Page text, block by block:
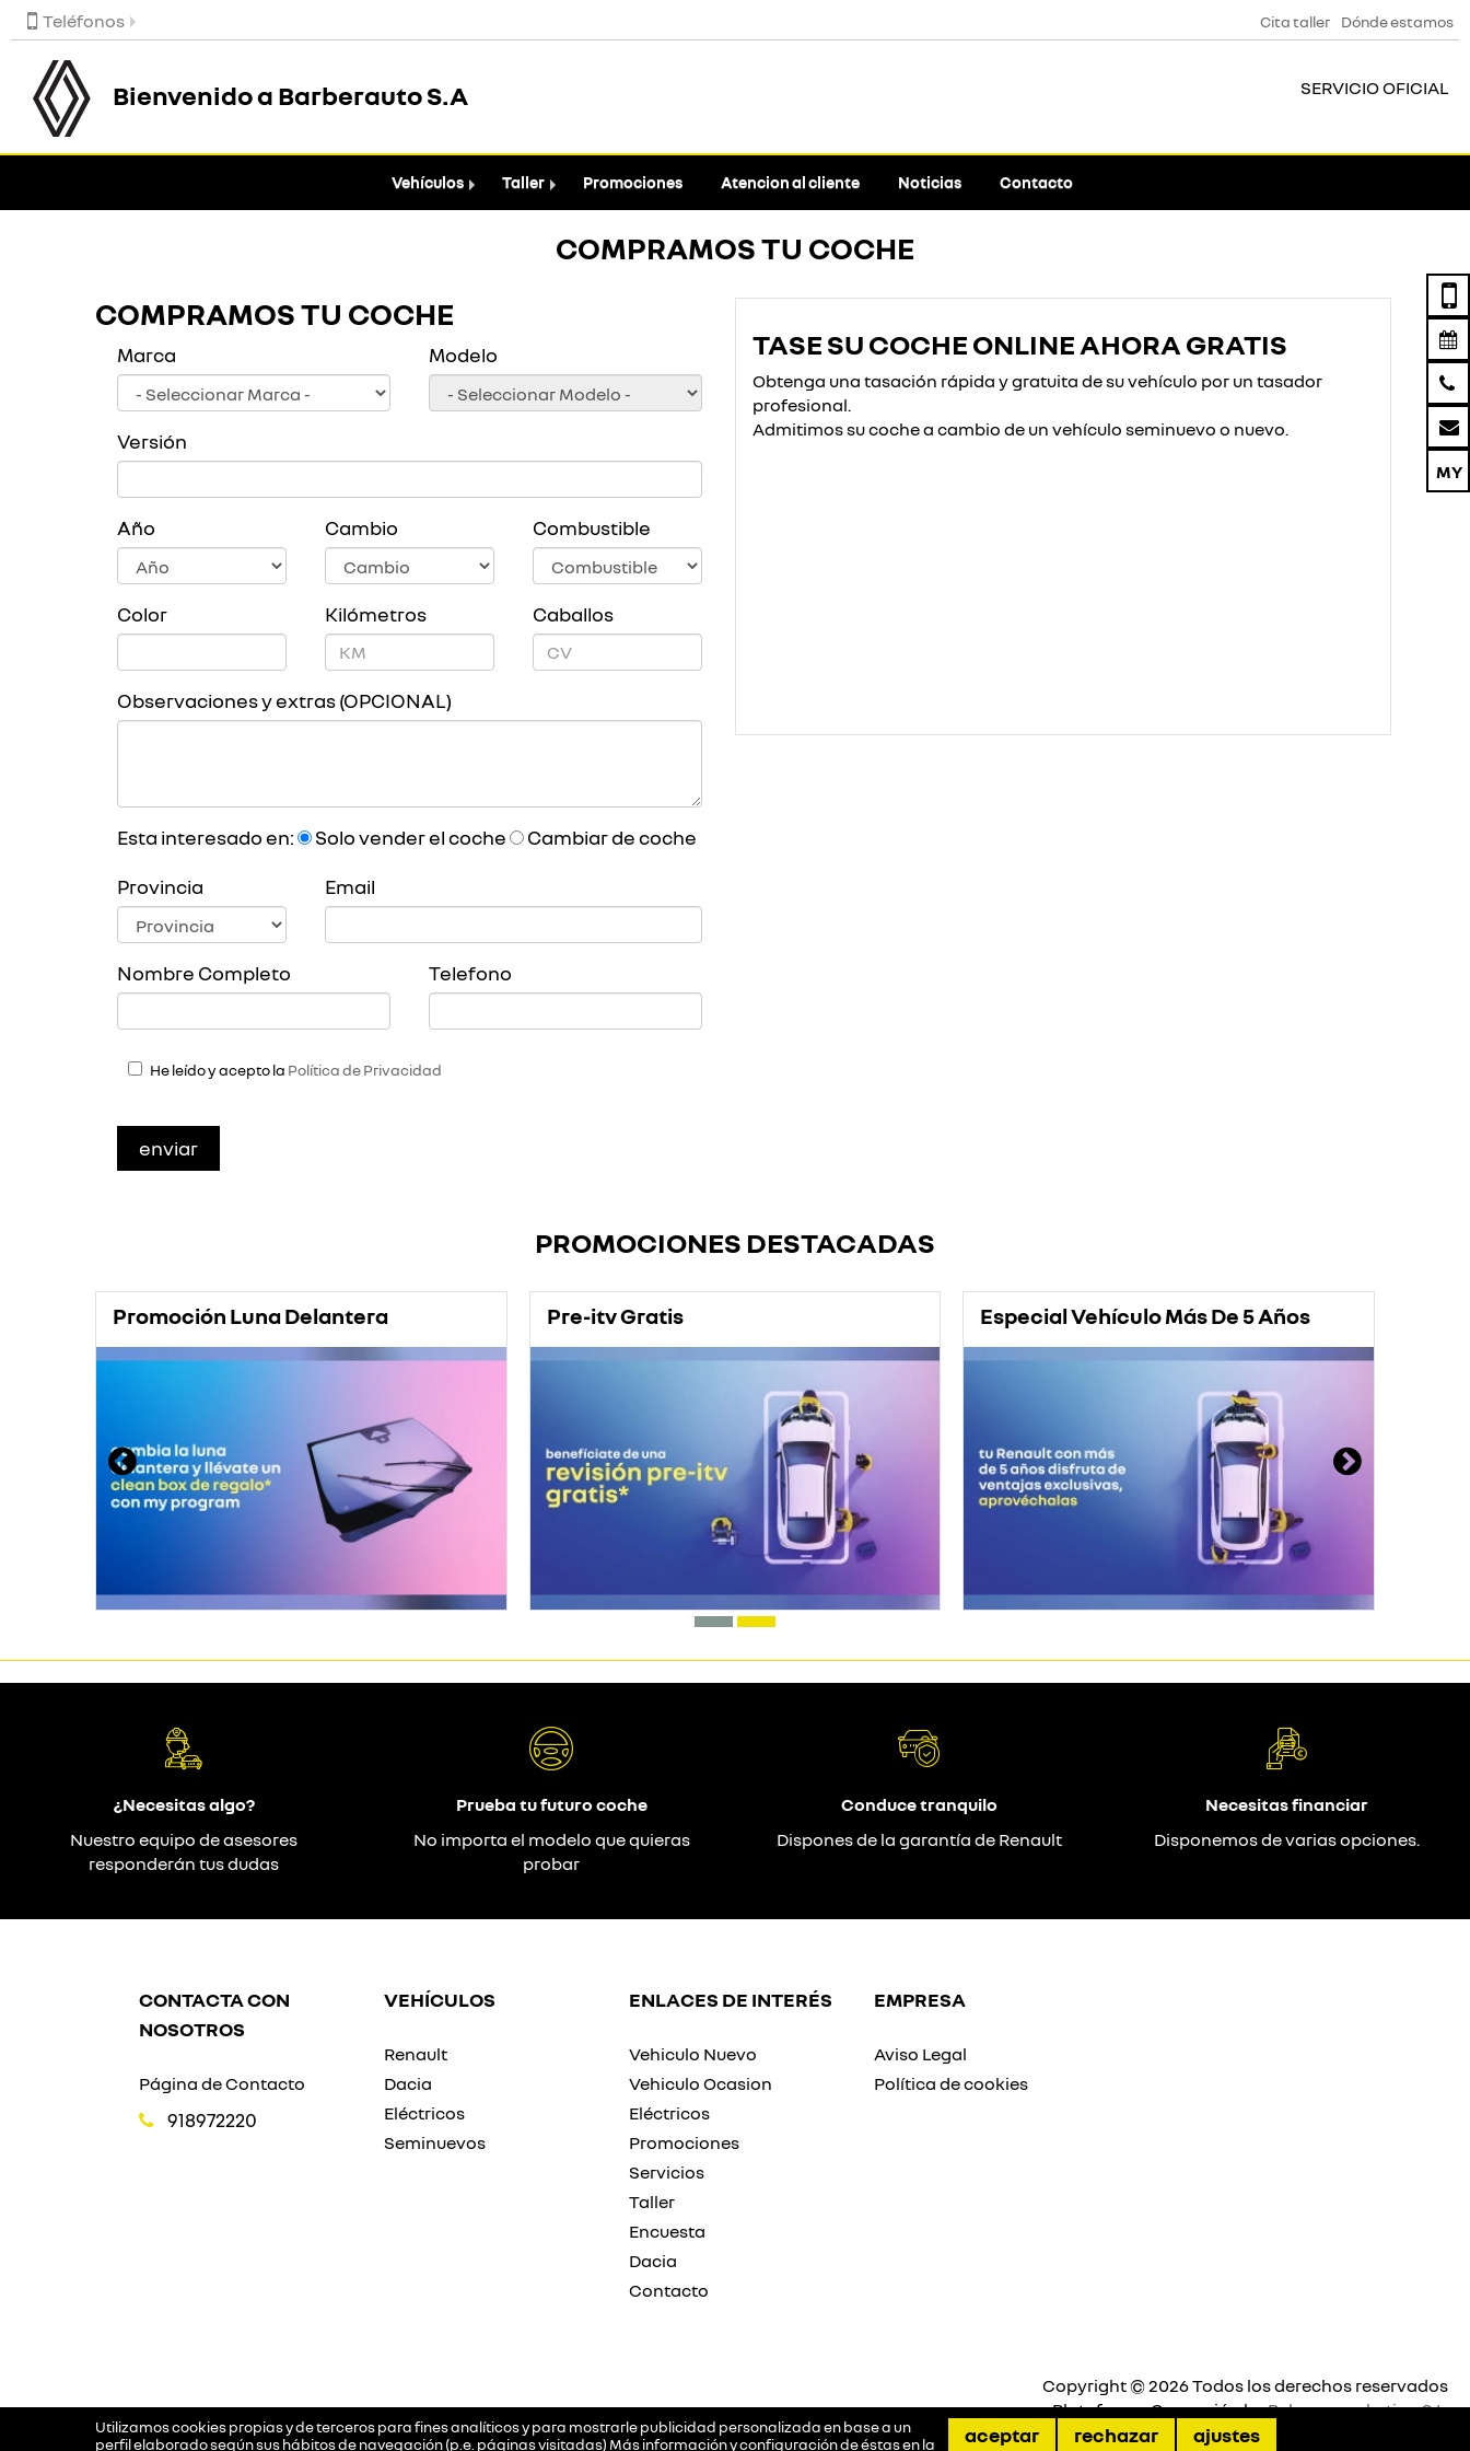
Teléfonos Cita taller Dónde estamos
Bienvenido a Barberauto S.A SERVICIO OFICIAL
Vehículos Taller Promociones Atencion al cliente Noticias Contacto
COMPRAMOS TU COCHE
COMPRAMOS TU COCHE
Marca Modelo
Versión
Año Cambio Combustible
Color Kilómetros Caballos
Observaciones y extras (OPCIONAL)
Esta interesado en: Solo vender el coche Cambiar de coche
Provincia Email
Nombre Completo Telefono
He leído y acepto la Política de Privacidad
TASE SU COCHE ONLINE AHORA GRATIS
Obtenga una tasación rápida y gratuita de su vehículo por un tasador
profesional.
Admitimos su coche a cambio de un vehículo seminuevo o nuevo.
PROMOCIONES DESTACADAS
Promoción Luna Delantera Pre-itv Gratis Especial Vehículo Más De 5 Años
Utilizamos cookies propias y de terceros para fines analíticos y para mostrarle publicidad personalizada en base a un
perfil elaborado según sus hábitos de navegación (p.e. páginas visitadas) Más información y configuración de éstas en la
aceptar rechazar ajustes
¿Necesitas algo?
Nuestro equipo de asesores
responderán tus dudas
Prueba tu futuro coche
No importa el modelo que quieras
probar
Conduce tranquilo
Dispones de la garantía de Renault
Necesitas financiar
Disponemos de varias opciones.
CONTACTA CON
NOSOTROS
Página de Contacto
918972220
VEHÍCULOS
Renault
Dacia
Eléctricos
Seminuevos
ENLACES DE INTERÉS
Vehiculo Nuevo
Vehiculo Ocasion
Eléctricos
Promociones
Servicios
Taller
Encuesta
Dacia
Contacto
EMPRESA
Aviso Legal
Política de cookies
Copyright © 2026 Todos los derechos reservados
Plataforma Concesión byReleasemarketing S.L.